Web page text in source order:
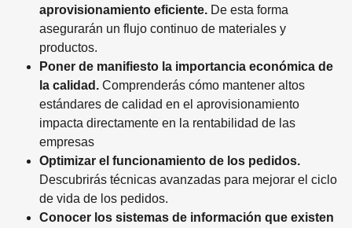
aprovisionamiento eficiente. De esta forma
asegurarán un flujo continuo de materiales y
productos.
Poner de manifiesto la importancia económica de
la calidad. Comprenderás cómo mantener altos
estándares de calidad en el aprovisionamiento
impacta directamente en la rentabilidad de las
empresas
Optimizar el funcionamiento de los pedidos.
Descubrirás técnicas avanzadas para mejorar el ciclo
de vida de los pedidos.
Conocer los sistemas de información que existen